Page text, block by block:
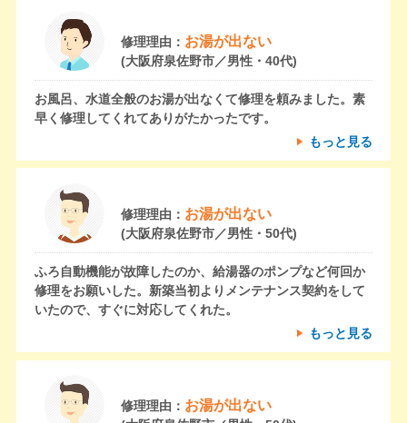
修理理由： お湯が出ない
(大阪府泉佐野市／男性・40代)
お風呂、水道全般のお湯が出なくて修理を頼みました。素
早く修理してくれてありがたかったです。
もっと見る
修理理由： お湯が出ない
(大阪府泉佐野市／男性・50代)
ふろ自動機能が故障したのか、給湯器のポンプなど何回か
修理をお願いした。新築当初よりメンテナンス契約をして
いたので、すぐに対応してくれた。
もっと見る
修理理由： お湯が出ない